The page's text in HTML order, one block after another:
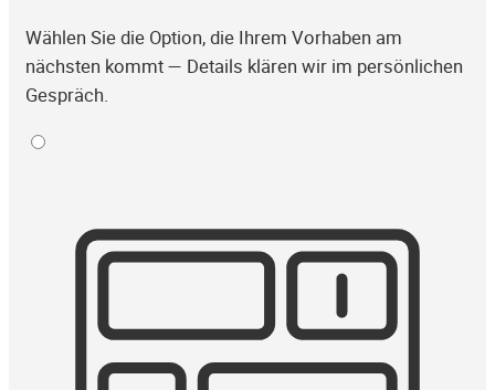
Wählen Sie die Option, die Ihrem Vorhaben am
nächsten kommt — Details klären wir im persönlichen
Gespräch.